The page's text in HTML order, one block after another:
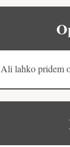
Ali lahko pridem